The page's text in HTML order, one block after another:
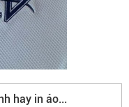
hay in áo...